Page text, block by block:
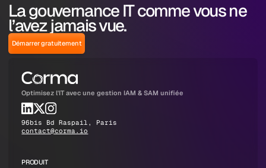
La gouvernance IT comme vous ne
l’avez jamais vue.
Démarrer gratuitement
Optimisez l'IT avec une gestion IAM & SAM unifiée
96bis Bd Raspail, Paris
contact@corma.io
PRODUIT